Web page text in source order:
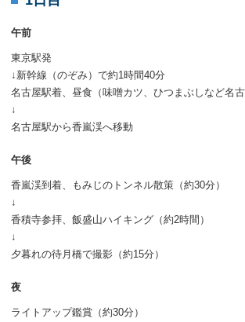
午前
東京駅発
↓新幹線（のぞみ）で約1時間40分
名古屋駅着、昼食（味噌カツ、ひつまぶしなど名古
↓
名古屋駅から香嵐渓へ移動
午後
香嵐渓到着、もみじのトンネル散策（約30分）
↓
香積寺参拝、飯盛山ハイキング（約2時間）
↓
夕暮れの待月橋で撮影（約15分）
夜
ライトアップ鑑賞（約30分）